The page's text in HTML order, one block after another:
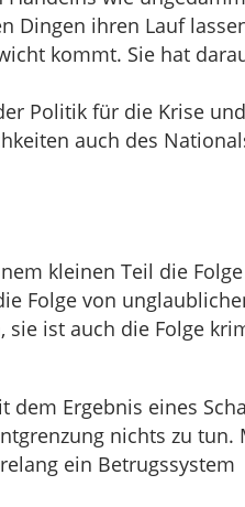
Dingen ihren Lauf
kommt. Sie hat
Politik für die Krise und
auch des
kleinen Teil die
Folge von
sie ist auch die Folge
Ergebnis eines
nichts zu tun.
ein Betrugssystem